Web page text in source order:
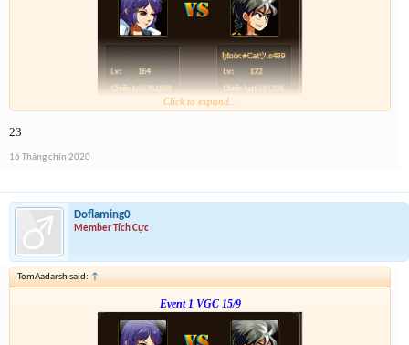
Click to expand...
23
16 Tháng chín 2020
Doflaming0
Member Tích Cực
TomAadarsh said: ↑
Event 1 VGC 15/9